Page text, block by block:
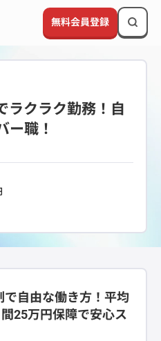
無料会員登録
ラクラク勤務！自
ー職！
で自由な働き方！平均
25万円保障で安心ス